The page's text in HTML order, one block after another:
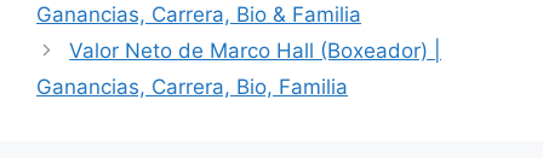
Ganancias, Carrera, Bio & Familia
Valor Neto de Marco Hall (Boxeador) |
Ganancias, Carrera, Bio, Familia